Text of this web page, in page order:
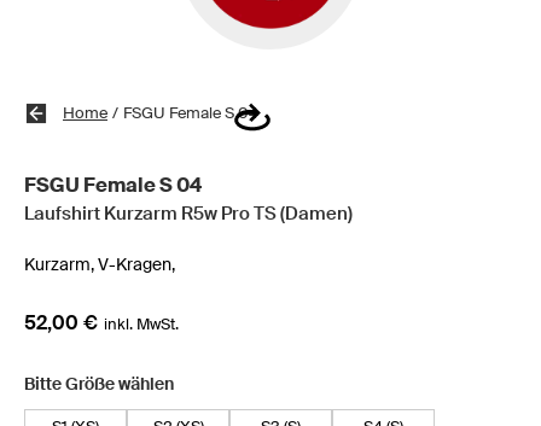
Home / FSGU Female S 04
FSGU Female S 04
Laufshirt Kurzarm R5w Pro TS (Damen)
Kurzarm,V-Kragen,
52,00 € inkl. MwSt.
Bitte Größe wählen